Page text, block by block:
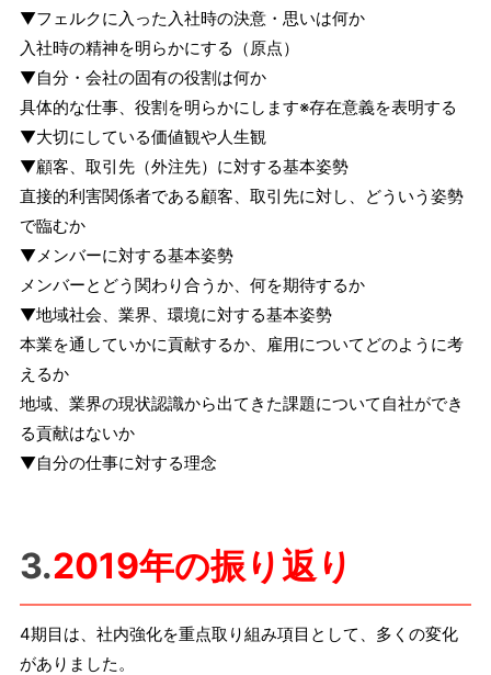
▼フェルクに入った入社時の決意・思いは何か
入社時の精神を明らかにする（原点）
▼自分・会社の固有の役割は何か
具体的な仕事、役割を明らかにします※存在意義を表明する
▼大切にしている価値観や人生観
▼顧客、取引先（外注先）に対する基本姿勢
直接的利害関係者である顧客、取引先に対し、どういう姿勢
で臨むか
▼メンバーに対する基本姿勢
メンバーとどう関わり合うか、何を期待するか
▼地域社会、業界、環境に対する基本姿勢
本業を通していかに貢献するか、雇用についてどのように考
えるか
地域、業界の現状認識から出てきた課題について自社ができ
る貢献はないか
▼自分の仕事に対する理念
3.2019年の振り返り
4期目は、社内強化を重点取り組み項目として、多くの変化
がありました。